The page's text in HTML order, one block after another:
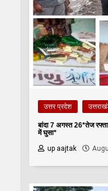
उत्तर प्रदेश
बांदा 7 अगस्त 26*तेज
में घुसा*
up aajtak